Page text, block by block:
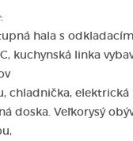
hala s
kuchynská linka
chladnička, elektrická
doska. Veľkorysý